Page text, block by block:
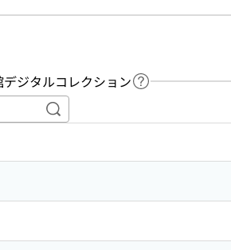
ジタルコレクション ヘルプページへ
キーワードで目次内を検索